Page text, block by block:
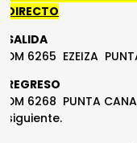
6265 EZEIZA PUNTA
6268 PUNTA CANA